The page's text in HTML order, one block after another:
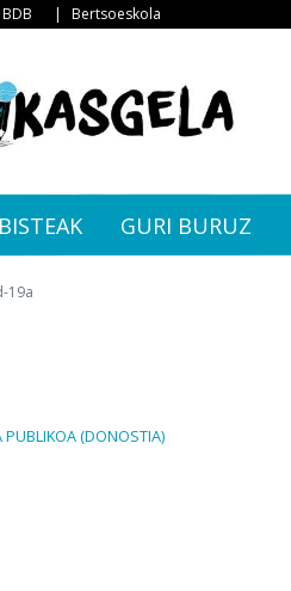
BDB | Bertsoeskola
GURI BURUZ
19a
PUBLIKOA (DONOSTIA)